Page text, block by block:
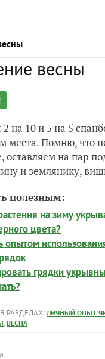
день
днём рождения
блудной кошки
весны
на 10 и 5 на 5
места. Помню, что
оставляем на пар
и землянику,
полезным:
на зиму
цвета?
опытом
грядки
РАЗДЕЛАХ: ЛИЧНЫЙ ОПЫТ
, ВЕСНА